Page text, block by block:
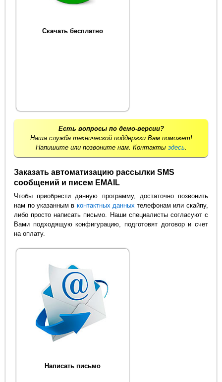
Скачать бесплатно
Есть вопросы по демо-версии?
Наша служба технической поддержки Вам поможет!
Напишите или позвоните нам. Контакты здесь.
Заказать автоматизацию рассылки SMS
сообщений и писем EMAIL
Чтобы приобрести данную программу, достаточно позвонить
нам по указанным в контактных данных телефонам или скайпу,
либо просто написать письмо. Наши специалисты согласуют с
Вами подходящую конфигурацию, подготовят договор и счет
на оплату.
Написать письмо